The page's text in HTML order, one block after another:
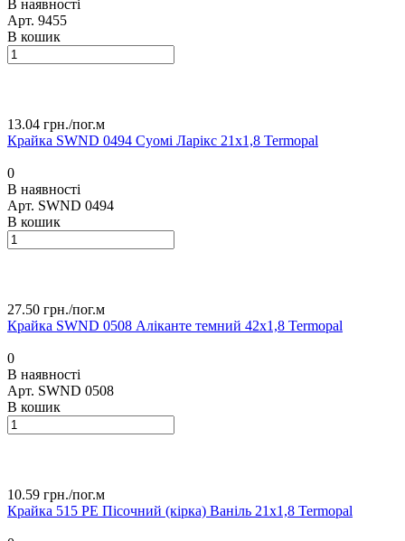
В наявності
Арт. 9455
В кошик
13.04 грн./пог.м
Крайка SWND 0494 Суомі Ларікс 21х1,8 Termopal
0
В наявності
Арт. SWND 0494
В кошик
27.50 грн./пог.м
Крайка SWND 0508 Аліканте темний 42х1,8 Termopal
0
В наявності
Арт. SWND 0508
В кошик
10.59 грн./пог.м
Крайка 515 РЕ Пісочний (кірка) Ваніль 21х1,8 Termopal